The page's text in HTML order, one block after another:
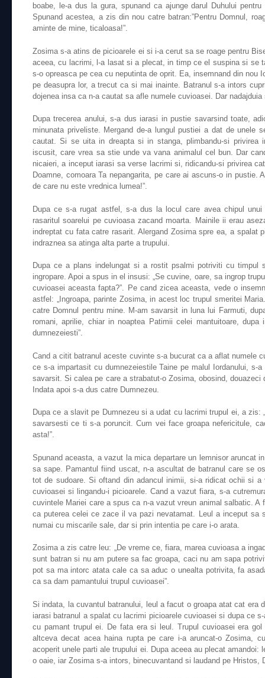
boabe, le-a dus la gura, spunand ca ajunge darul Duhului
Spunand acestea, a zis din nou catre batran:”Pentru Domnul,
aminte de mine, ticaloasa!”.
Zosima s-a atins de picioarele ei si i-a cerut sa se roage pentru
aceea, cu lacrimi, l-a lasat si a plecat, in timp ce el suspina si se
s-o opreasca pe cea cu neputinta de oprit. Ea, insemnand din nou
pe deasupra lor, a trecut ca si mai inainte. Batranul s-a intors
dojenea insa ca n-a cautat sa afle numele cuvioasei. Dar
Dupa trecerea anului, s-a dus iarasi in pustie savarsind toate,
minunata priveliste. Mergand de-a lungul pustiei a dat de unele
cautat. Si se uita in dreapta si in stanga, plimbandu-si privirea
iscusit, care vrea sa stie unde va vana animalul cel bun. Dar
nicaieri, a inceput iarasi sa verse lacrimi si, ridicandu-si privirea
Doamne, comoara Ta nepangarita, pe care ai ascuns-o in pustie.
de care nu este vrednica lumea!”.
Dupa ce s-a rugat astfel, s-a dus la locul care avea chipul
rasaritul soarelui pe cuvioasa zacand moarta. Mainile ii erau
indreptat cu fata catre rasarit. Alergand Zosima spre ea, a spalat
indraznea sa atinga alta parte a trupului.
Dupa ce a plans indelungat si a rostit psalmi potriviti cu timpul
ingropare. Apoi a spus in el insusi: „Se cuvine, oare, sa ingrop
cuvioasei aceasta fapta?”. Pe cand zicea aceasta, vede o
astfel: „Ingroapa, parinte Zosima, in acest loc trupul smeritei
catre Domnul pentru mine. M-am savarsit in luna lui Farmuti,
romani, aprilie, chiar in noaptea Patimii celei mantuitoare,
dumnezeiesti”.
Cand a citit batranul aceste cuvinte s-a bucurat ca a aflat numele
ce s-a impartasit cu dumnezeiestile Taine pe malul Iordanului, s-
savarsit. Si calea pe care a strabatut-o Zosima, obosind,
Indata apoi s-a dus catre Dumnezeu.
Dupa ce a slavit pe Dumnezeu si a udat cu lacrimi trupul ei, a
savarsesti ce ti s-a poruncit. Cum vei face groapa nefericitule,
asta!”.
Spunand aceasta, a vazut la mica departare un lemnisor aruncat
sa sape. Pamantul fiind uscat, n-a ascultat de batranul care se
tot de sudoare. Si oftand din adancul inimii, si-a ridicat ochii si
cuvioasei si lingandu-i picioarele. Cand a vazut fiara, s-a
cuvintele Mariei care a spus ca n-a vazut vreun animal salbatic.
ca puterea celei ce zace il va pazi nevatamat. Leul a inceput sa
numai cu miscarile sale, dar si prin intentia pe care i-o arata.
Zosima a zis catre leu: „De vreme ce, fiara, marea cuvioasa a
sunt batran si nu am putere sa fac groapa, caci nu am sapa
pot sa ma intorc atata cale ca sa aduc o unealta potrivita, fa
ca sa dam pamantului trupul cuvioasei”.
Si indata, la cuvantul batranului, leul a facut o groapa atat cat era
iarasi batranul a spalat cu lacrimi picioarele cuvioasei si dupa ce
cu pamant trupul ei. De fata era si leul. Trupul cuvioasei era
altceva decat acea haina rupta pe care i-a aruncat-o Zosima,
acoperit unele parti ale trupului ei. Dupa aceea au plecat amandoi:
o oaie, iar Zosima s-a intors, binecuvantand si laudand pe Hristos,